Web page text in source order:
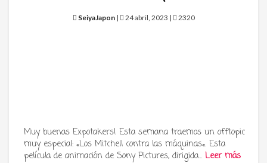
SeiyaJapon| 24 abril, 2023 | 2320
Muy buenas Expotakers! Esta semana traemos un offtopic
muy especial: «Los Mitchell contra las máquinas«. Esta
película de animación de Sony Pictures, dirigida… Leer más